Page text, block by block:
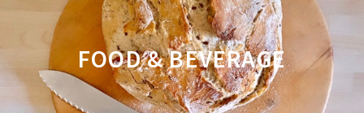
FOOD & BEVERAGE